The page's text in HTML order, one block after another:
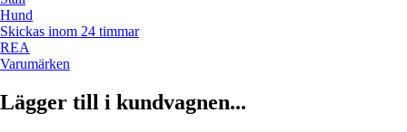
Hund
Skickas inom 24 timmar
REA
Varumärken
Lägger till i kundvagnen...